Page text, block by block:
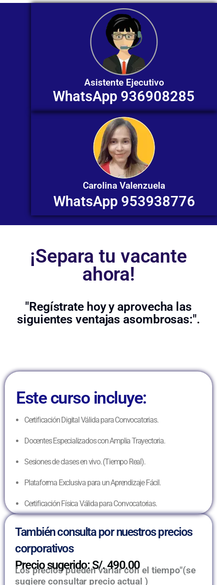
Asistente Ejecutivo
WhatsApp 936908285
Carolina Valenzuela
WhatsApp 953938776
¡Separa tu vacante
ahora!
"Regístrate hoy y aprovecha las
siguientes ventajas asombrosas:".
Este curso incluye:
Certificación Digital Válida para Convocatorias.
Docentes Especializados con Amplia Trayectoria.
Sesiones de clases en vivo. (Tiempo Real).
Plataforma Exclusiva para un Aprendizaje Fácil.
Certificación Física Válida para Convocatorias.
También consulta por nuestros precios
corporativos
Precio sugerido: S/. 490.00
Los precios pueden variar con el tiempo"(se
sugiere consultar precio actual )